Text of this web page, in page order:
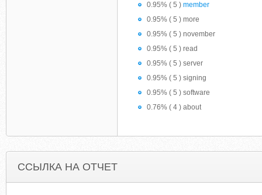
0.95% ( 5 ) member
0.95% ( 5 ) more
0.95% ( 5 ) november
0.95% ( 5 ) read
0.95% ( 5 ) server
0.95% ( 5 ) signing
0.95% ( 5 ) software
0.76% ( 4 ) about
ССЫЛКА НА ОТЧЕТ